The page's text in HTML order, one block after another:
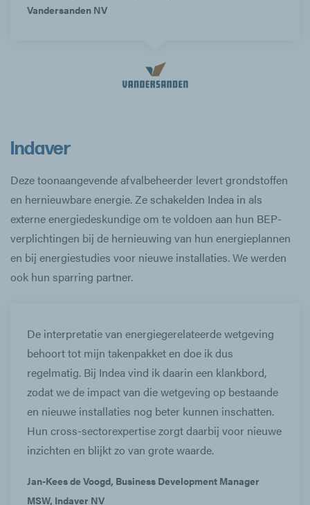
Vandersanden NV
Indaver
Deze toonaangevende afvalbeheerder levert grondstoffen
en hernieuwbare energie. Ze schakelden Indea in als
externe energiedeskundige om te voldoen aan hun BEP-
verplichtingen bij de hernieuwing van hun energieplannen
en bij energiestudies voor nieuwe installaties. We werden
ook hun sparring partner.
De interpretatie van energiegerelateerde wetgeving
behoort tot mijn takenpakket en doe ik dus
regelmatig. Bij Indea vind ik daarin een klankbord,
zodat we de impact van die wetgeving op bestaande
en nieuwe installaties nog beter kunnen inschatten.
Hun cross-sectorexpertise zorgt daarbij voor nieuwe
inzichten en blijkt zo van grote waarde.
Jan-Kees de Voogd, Business Development Manager
MSW, Indaver NV